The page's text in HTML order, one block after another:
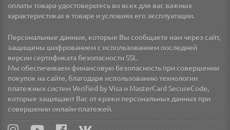
оплаты товара удостоверьтесь во всех для вас важных
характеристиках в товаре и условиях его эксплуатации.
Персональные данные, которые Вы сообщаете нам через сайт,
защищены шифрованием с использованием последней
версии сертификата безопасности SSL.
Мы обеспечиваем финансовую безопасность при совершении
покупок на сайте, благодаря использованию технологии
платежных систем Verified by Visa и MasterCard SecureCode,
которые защищают Вас от кражи персональных данных при
совершении онлайн-платежей.